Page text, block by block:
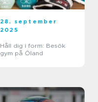
28. september
2025
Håll dig i form: Besök
gym på Öland